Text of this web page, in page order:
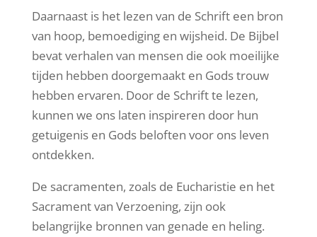
Daarnaast is het lezen van de Schrift een bron
van hoop, bemoediging en wijsheid. De Bijbel
bevat verhalen van mensen die ook moeilijke
tijden hebben doorgemaakt en Gods trouw
hebben ervaren. Door de Schrift te lezen,
kunnen we ons laten inspireren door hun
getuigenis en Gods beloften voor ons leven
ontdekken.
De sacramenten, zoals de Eucharistie en het
Sacrament van Verzoening, zijn ook
belangrijke bronnen van genade en heling.